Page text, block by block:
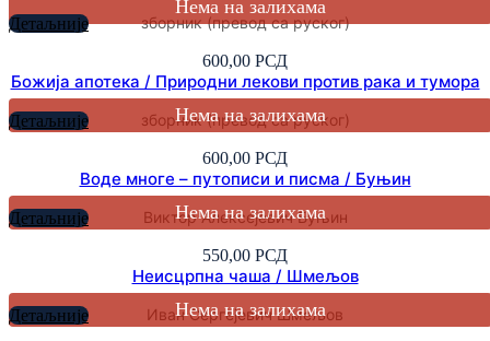
зборник (превод са руског)
600,00 РСД
Детаљније
Божија апотека / Природни лекови против рака и тумора
зборник (превод са руског)
600,00 РСД
Детаљније
Воде многе – путописи и писма / Буњин
Виктор Алексејевич Буњин
550,00 РСД
Детаљније
Неисцрпна чаша / Шмељов
Иван Сергејевич Шмељов
Детаљније